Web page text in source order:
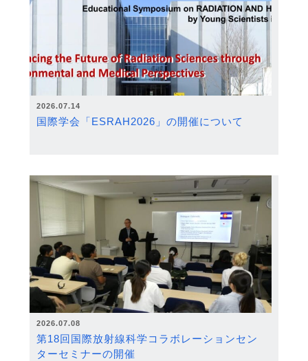
2026.07.14
国際学会「ESRAH2026」の開催について
2026.07.08
第18回国際放射線科学コラボレーションセン
ターセミナーの開催